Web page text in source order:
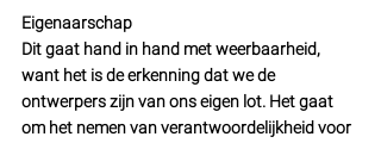
Eigenaarschap
Dit gaat hand in hand met weerbaarheid,
want het is de erkenning dat we de
ontwerpers zijn van ons eigen lot. Het gaat
om het nemen van verantwoordelijkheid voor